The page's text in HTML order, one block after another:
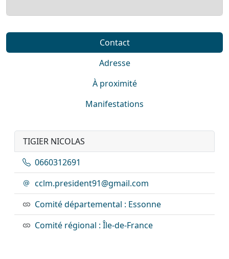
Contact
Adresse
À proximité
Manifestations
TIGIER NICOLAS
0660312691
cclm.president91@gmail.com
Comité départemental : Essonne
Comité régional : Île-de-France